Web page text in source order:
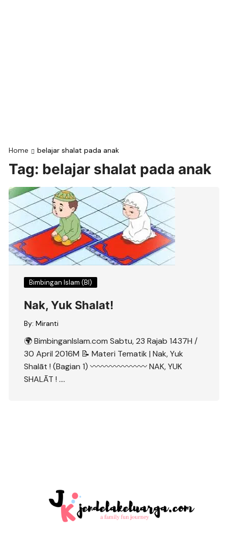
Home belajar shalat pada anak
Tag: belajar shalat pada anak
Bimbingan Islam (BI)
Nak, Yuk Shalat!
By: Miranti
🌍 BimbinganIslam.com Sabtu, 23 Rajab 1437H /
30 April 2016M 📝 Materi Tematik | Nak, Yuk
Shalāt ! (Bagian 1) 〰〰〰〰〰〰〰 NAK, YUK
SHALĀT ! ….